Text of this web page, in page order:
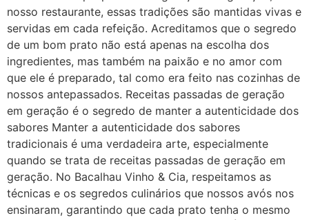
nosso restaurante, essas tradições são mantidas vivas e
servidas em cada refeição. Acreditamos que o segredo
de um bom prato não está apenas na escolha dos
ingredientes, mas também na paixão e no amor com
que ele é preparado, tal como era feito nas cozinhas de
nossos antepassados. Receitas passadas de geração
em geração é o segredo de manter a autenticidade dos
sabores Manter a autenticidade dos sabores
tradicionais é uma verdadeira arte, especialmente
quando se trata de receitas passadas de geração em
geração. No Bacalhau Vinho & Cia, respeitamos as
técnicas e os segredos culinários que nossos avós nos
ensinaram, garantindo que cada prato tenha o mesmo